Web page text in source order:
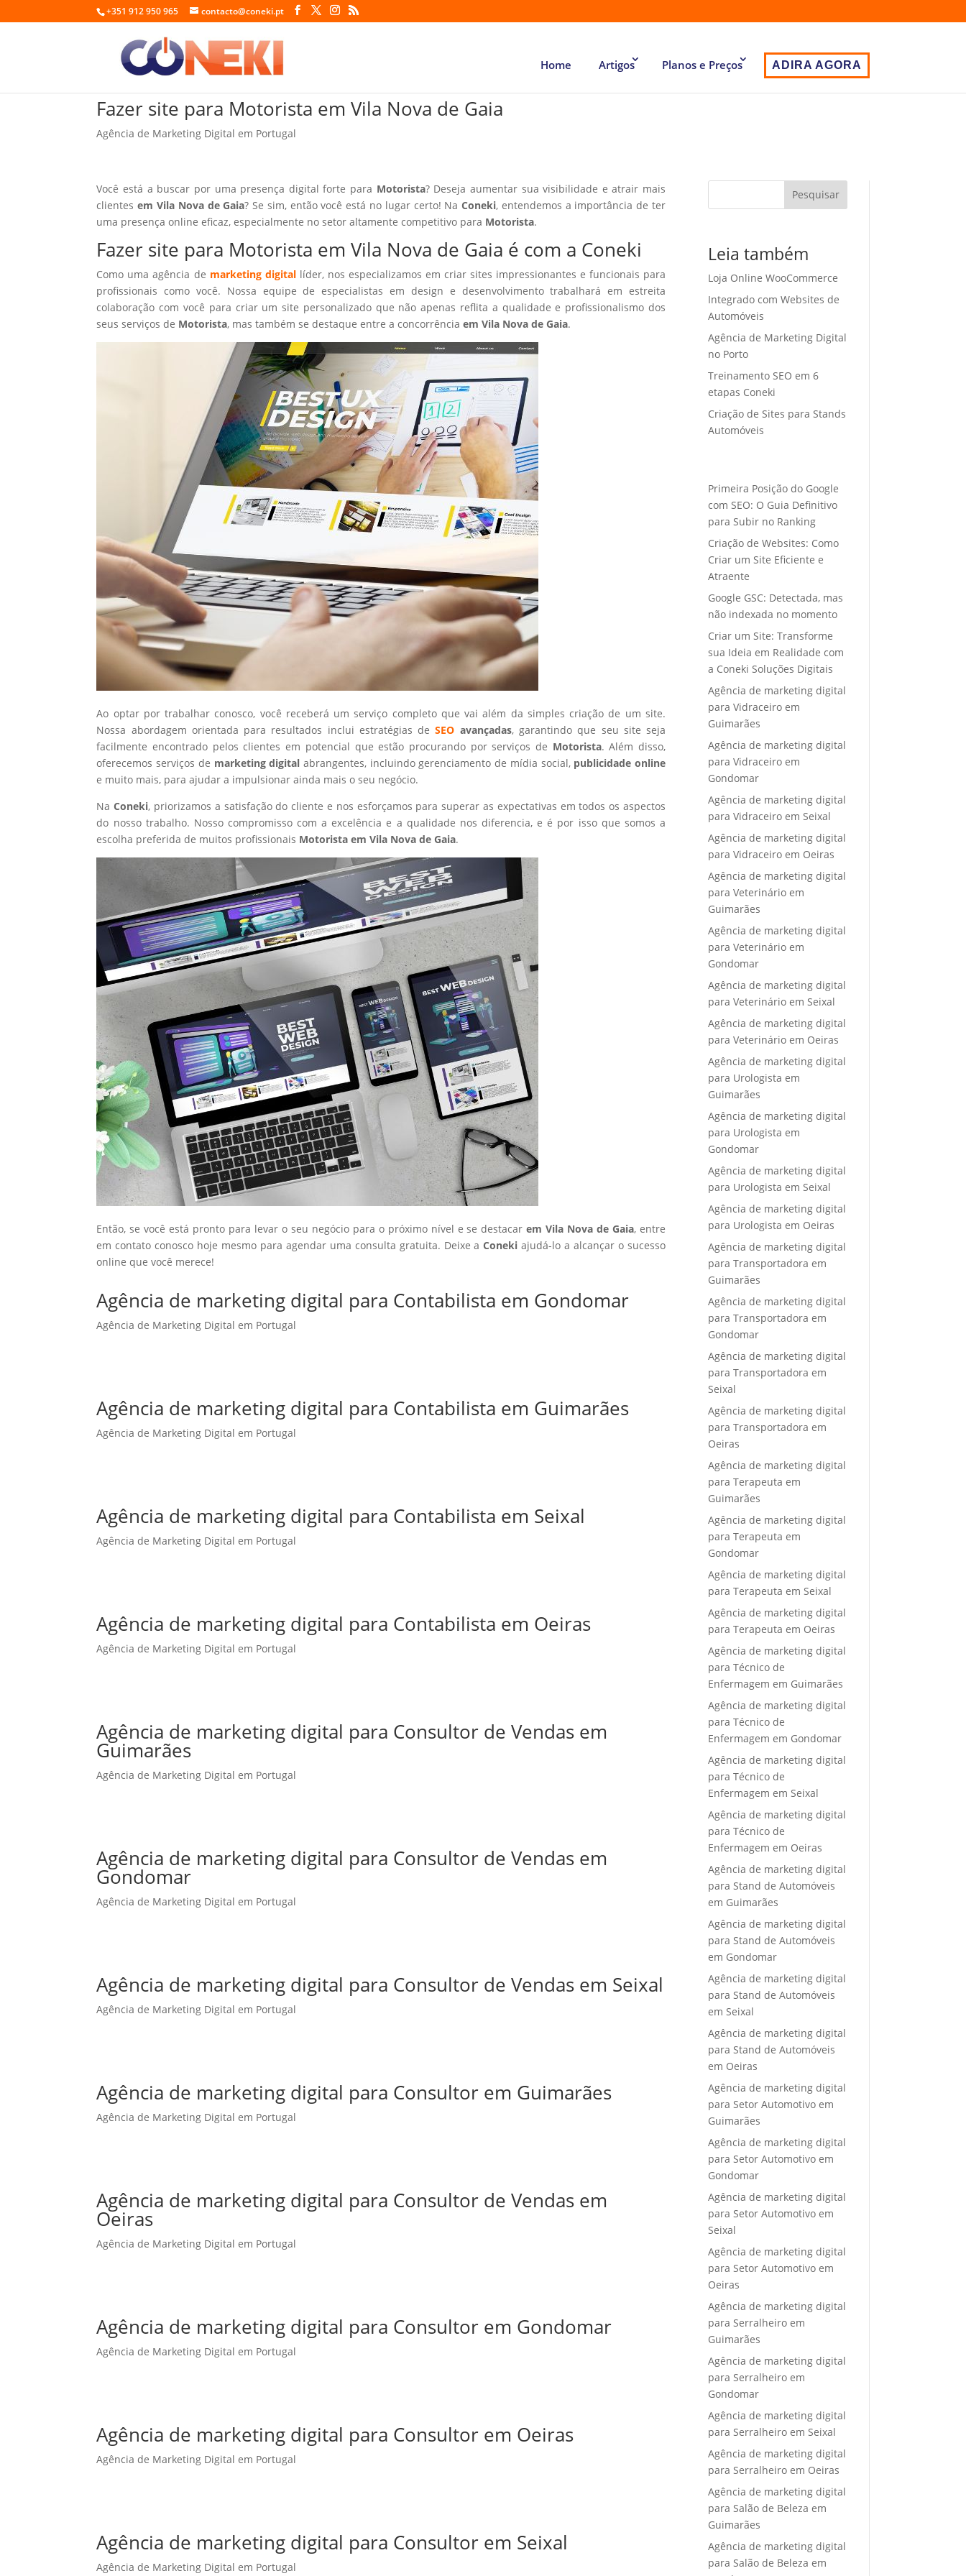
+351 912 950 965 contacto@coneki.pt
Home Artigos Planos e Preços ADIRA AGORA
Fazer site para Motorista em Vila Nova de Gaia
Agência de Marketing Digital em Portugal
Você está a buscar por uma presença digital forte para Motorista? Deseja aumentar sua visibilidade e atrair mais
clientesem Vila Nova de Gaia? Se sim, então você está no lugar certo! NaConeki, entendemos a importância de ter
uma presença online eficaz, especialmente no setor altamente competitivo para Motorista.
Fazer site para Motorista em Vila Nova de Gaia é com a Coneki
Como uma agência de marketing digitallíder, nos especializamos em criar sites impressionantes e funcionais para
profissionais como você. Nossa equipe de especialistas em design e desenvolvimento trabalhará em estreita
colaboração com você para criar um site personalizado que não apenas reflita a qualidade e profissionalismo dos
seus serviços de Motorista, mas também se destaque entre a concorrênciaem Vila Nova de Gaia.
Ao optar por trabalhar conosco, você receberá um serviço completo que vai além da simples criação de um site.
Nossa abordagem orientada para resultados inclui estratégias deSEO avançadas, garantindo que seu site seja
facilmente encontrado pelos clientes em potencial que estão procurando por serviços de Motorista. Além disso,
oferecemos serviços de marketing digital abrangentes, incluindo gerenciamento de mídia social, publicidade online
e muito mais, para ajudar a impulsionar ainda mais o seu negócio.
NaConeki, priorizamos a satisfação do cliente e nos esforçamos para superar as expectativas em todos os aspectos
do nosso trabalho. Nosso compromisso com a excelência e a qualidade nos diferencia, e é por isso que somos a
escolha preferida de muitos profissionais Motorista em Vila Nova de Gaia.
Então, se você está pronto para levar o seu negócio para o próximo nível e se destacarem Vila Nova de Gaia, entre
em contato conosco hoje mesmo para agendar uma consulta gratuita. Deixe aConeki ajudá-lo a alcançar o sucesso
online que você merece!
Agência de marketing digital para Contabilista em Gondomar
Agência de Marketing Digital em Portugal
Agência de marketing digital para Contabilista em Guimarães
Agência de Marketing Digital em Portugal
Agência de marketing digital para Contabilista em Seixal
Agência de Marketing Digital em Portugal
Agência de marketing digital para Contabilista em Oeiras
Agência de Marketing Digital em Portugal
Agência de marketing digital para Consultor de Vendas em
Guimarães
Agência de Marketing Digital em Portugal
Agência de marketing digital para Consultor de Vendas em
Gondomar
Agência de Marketing Digital em Portugal
Agência de marketing digital para Consultor de Vendas em Seixal
Agência de Marketing Digital em Portugal
Agência de marketing digital para Consultor em Guimarães
Agência de Marketing Digital em Portugal
Agência de marketing digital para Consultor de Vendas em
Oeiras
Agência de Marketing Digital em Portugal
Agência de marketing digital para Consultor em Gondomar
Agência de Marketing Digital em Portugal
Agência de marketing digital para Consultor em Oeiras
Agência de Marketing Digital em Portugal
Agência de marketing digital para Consultor em Seixal
Agência de Marketing Digital em Portugal
Pesquisar
Leia também
Loja Online WooCommerce
Integrado com Websites de
Automóveis
Agência de Marketing Digital
no Porto
Treinamento SEO em 6
etapas Coneki
Criação de Sites para Stands
Automóveis
Primeira Posição do Google
com SEO: O Guia Definitivo
para Subir no Ranking
Criação de Websites: Como
Criar um Site Eficiente e
Atraente
Google GSC: Detectada, mas
não indexada no momento
Criar um Site: Transforme
sua Ideia em Realidade com
a Coneki Soluções Digitais
Agência de marketing digital
para Vidraceiro em
Guimarães
Agência de marketing digital
para Vidraceiro em
Gondomar
Agência de marketing digital
para Vidraceiro em Seixal
Agência de marketing digital
para Vidraceiro em Oeiras
Agência de marketing digital
para Veterinário em
Guimarães
Agência de marketing digital
para Veterinário em
Gondomar
Agência de marketing digital
para Veterinário em Seixal
Agência de marketing digital
para Veterinário em Oeiras
Agência de marketing digital
para Urologista em
Guimarães
Agência de marketing digital
para Urologista em
Gondomar
Agência de marketing digital
para Urologista em Seixal
Agência de marketing digital
para Urologista em Oeiras
Agência de marketing digital
para Transportadora em
Guimarães
Agência de marketing digital
para Transportadora em
Gondomar
Agência de marketing digital
para Transportadora em
Seixal
Agência de marketing digital
para Transportadora em
Oeiras
Agência de marketing digital
para Terapeuta em
Guimarães
Agência de marketing digital
para Terapeuta em
Gondomar
Agência de marketing digital
para Terapeuta em Seixal
Agência de marketing digital
para Terapeuta em Oeiras
Agência de marketing digital
para Técnico de
Enfermagem em Guimarães
Agência de marketing digital
para Técnico de
Enfermagem em Gondomar
Agência de marketing digital
para Técnico de
Enfermagem em Seixal
Agência de marketing digital
para Técnico de
Enfermagem em Oeiras
Agência de marketing digital
para Stand de Automóveis
em Guimarães
Agência de marketing digital
para Stand de Automóveis
em Gondomar
Agência de marketing digital
para Stand de Automóveis
em Seixal
Agência de marketing digital
para Stand de Automóveis
em Oeiras
Agência de marketing digital
para Setor Automotivo em
Guimarães
Agência de marketing digital
para Setor Automotivo em
Gondomar
Agência de marketing digital
para Setor Automotivo em
Seixal
Agência de marketing digital
para Setor Automotivo em
Oeiras
Agência de marketing digital
para Serralheiro em
Guimarães
Agência de marketing digital
para Serralheiro em
Gondomar
Agência de marketing digital
para Serralheiro em Seixal
Agência de marketing digital
para Serralheiro em Oeiras
Agência de marketing digital
para Salão de Beleza em
Guimarães
Agência de marketing digital
para Salão de Beleza em